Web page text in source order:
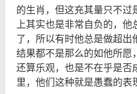
的生肖，但这充其量只不过
上其实也是非常自负的，
了，所以有时他总是​​做超出
结果都不是那么的如他所愿
还算乐观，也是不在乎是否
里，他们这种就是愚蠢的表